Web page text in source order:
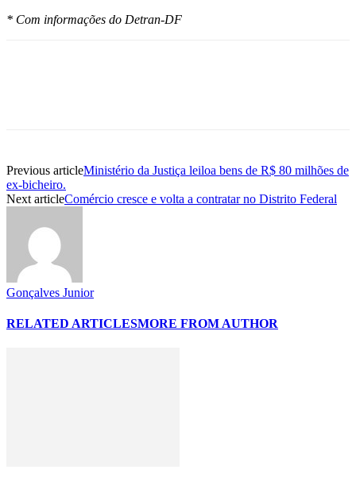
* Com informações do Detran-DF
Previous articleMinistério da Justiça leiloa bens de R$ 80 milhões de
ex-bicheiro.
Next articleComércio cresce e volta a contratar no Distrito Federal
Gonçalves Junior
RELATED ARTICLESMORE FROM AUTHOR